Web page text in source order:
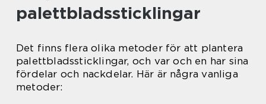
palettbladssticklingar
Det finns flera olika metoder för att plantera
palettbladssticklingar, och var och en har sina
fördelar och nackdelar. Här är några vanliga
metoder: